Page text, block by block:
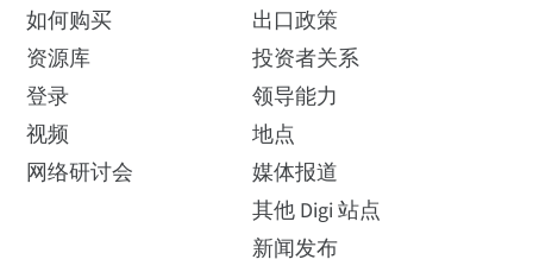
如何购买
资源库
登录
视频
网络研讨会
出口政策
投资者关系
领导能力
地点
媒体报道
其他 Digi 站点
新闻发布